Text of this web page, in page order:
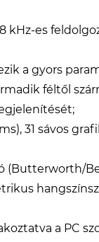
es
a gyors
féltől
31 sávos
(Butterworth/
a PC